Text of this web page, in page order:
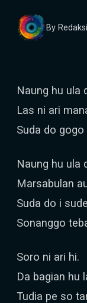
By Redaksi
Naung hu ula
Las ni ari
Suda do
Naung hu ula
Marsabulan
Suda do i
Sonanggo
Soro ni ari hi.
Da bagian hu
Tudia pe so